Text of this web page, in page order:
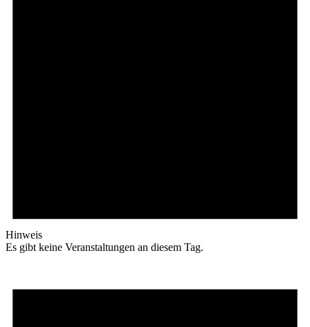
Hinweis
Es gibt keine Veranstaltungen an diesem Tag.